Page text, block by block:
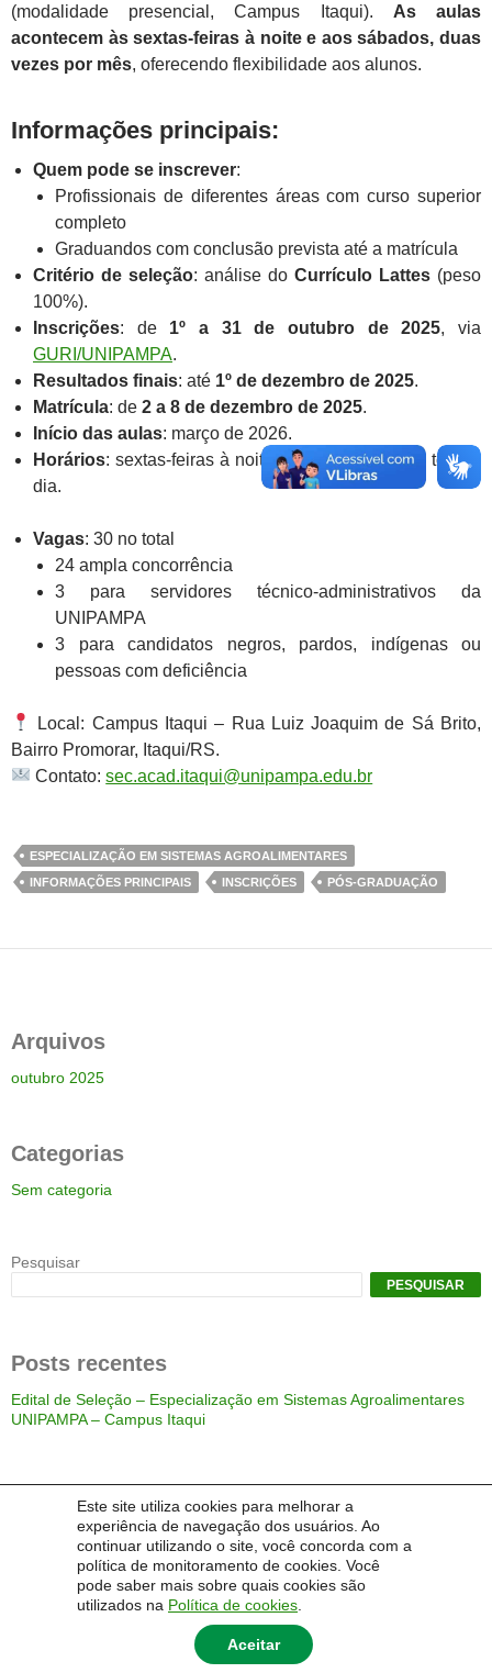
Este site utiliza cookies para melhorar a
experiência de navegação dos usuários. Ao
continuar utilizando o site, você concorda com a
política de monitoramento de cookies. Você
pode saber mais sobre quais cookies são
utilizados na Política de cookies
Aceitar
(modalidade presencial, Campus Itaqui). As aulas
acontecem às sextas-feiras à noite e aos sábados, duas
vezes por mês, oferecendo flexibilidade aos alunos.
Informações principais:
Quem pode se inscrever:
Profissionais de diferentes áreas com curso superior
completo
Graduandos com conclusão prevista até a matrícula
Critério de seleção: análise do Currículo Lattes (peso
100%).
Inscrições: de 1º a 31 de outubro de 2025, via
GURI/UNIPAMPA.
Resultados finais: até 1º de dezembro de 2025.
Matrícula: de 2 a 8 de dezembro de 2025.
Início das aulas: março de 2026.
Horários: sextas-feiras à noite e sábados durante todo o
dia.
Vagas: 30 no total
24 ampla concorrência
3 para servidores técnico-administrativos da
UNIPAMPA
3 para candidatos negros, pardos, indígenas ou
pessoas com deficiência
Local: Campus Itaqui – Rua Luiz Joaquim de Sá Brito,
Bairro Promorar, Itaqui/RS.
Contato:sec.acad.itaqui@unipampa.edu.br
ESPECIALIZAÇÃO EM SISTEMAS AGROALIMENTARES
INFORMAÇÕES PRINCIPAIS
INSCRIÇÕES PÓS-GRADUAÇÃO
Arquivos
outubro 2025
Categorias
Sem categoria
Pesquisar
PESQUISAR
Posts recentes
Edital de Seleção – Especialização em Sistemas Agroalimentares
UNIPAMPA – Campus Itaqui
Comentários
Um comentarista do WordPressem Edital de Seleção –
Especialização em Sistemas Agroalimentares UNIPAMPA –
Campus Itaqui